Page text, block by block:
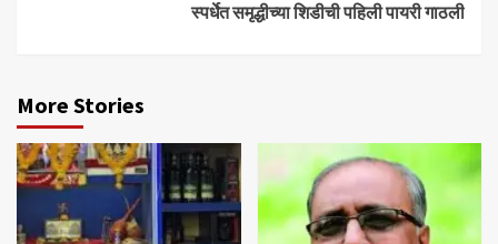
स्पर्धेत समृद्धीच्या शिडीची पहिली पायरी गाठली
More Stories